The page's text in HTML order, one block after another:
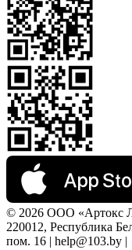
© 2026 ООО «Артокс
220012, Республика
пом. 16 | help@103.by |